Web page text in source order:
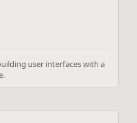
user interfaces with a